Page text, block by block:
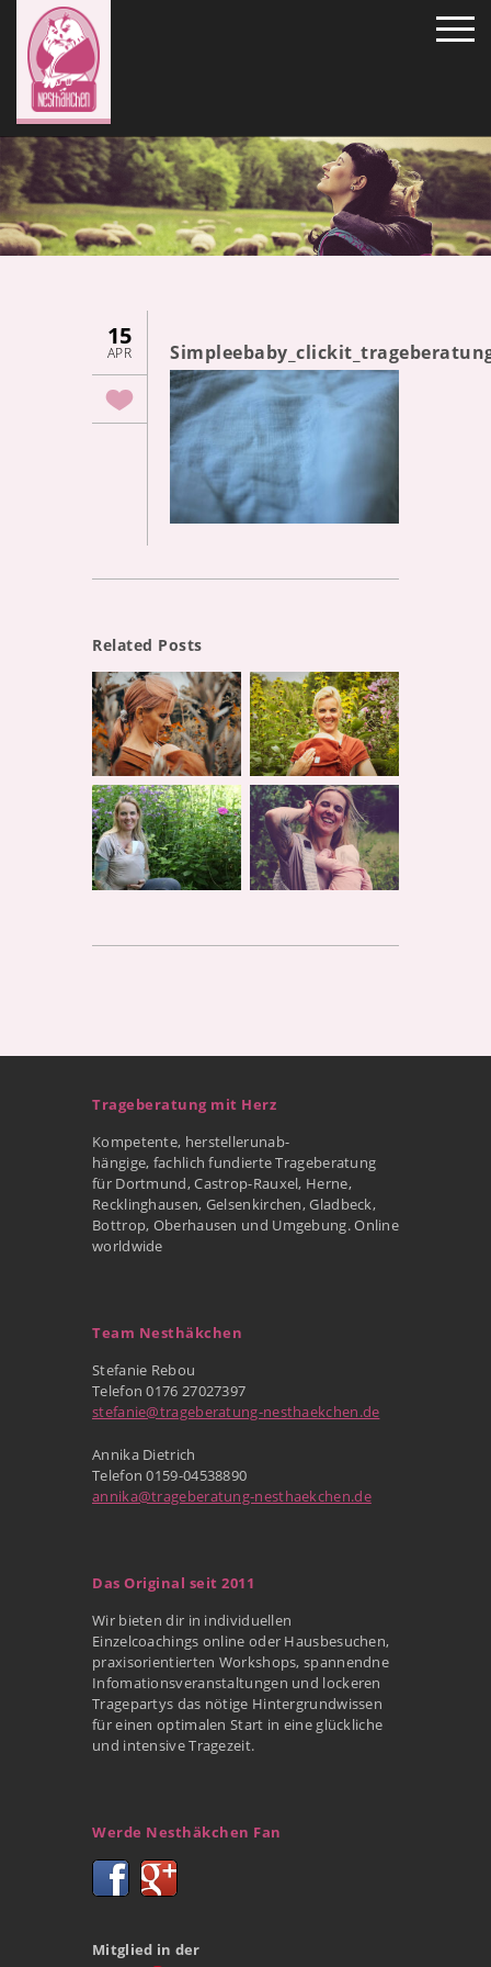
15
APR
Related Posts
Trageberatung mit Herz
Kompetente, herstellerunab-
hängige, fachlich fundierte Trageberatung
für Dortmund, Castrop-Rauxel, Herne,
Recklinghausen, Gelsenkirchen, Gladbeck,
Bottrop, Oberhausen und Umgebung. Online
worldwide
Team Nesthäkchen
Stefanie Rebou
Telefon 0176 27027397
stefanie@trageberatung-nesthaekchen.de
Annika Dietrich
Telefon 0159-04538890
annika@trageberatung-nesthaekchen.de
Das Original seit 2011
Wir bieten dir in individuellen
Einzelcoachings online oder Hausbesuchen,
praxisorientierten Workshops, spannendne
Infomationsveranstaltungen und lockeren
Tragepartys das nötige Hintergrundwissen
für einen optimalen Start in eine glückliche
und intensive Tragezeit.
Werde Nesthäkchen Fan
Mitglied in der